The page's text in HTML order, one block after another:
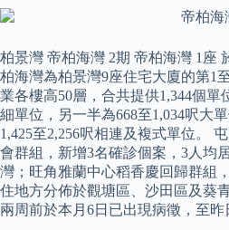
柏景灣 帝柏海灣 2期 帝柏海灣 1座
柏海灣為柏景灣9座住宅大廈的第1
業各樓高50層，合共提供1,344個單
細單位，另一半為668至1,034呎大
1,425至2,256呎相連及複式單位。
會群組，新增3名確診個案，3人均
灣；旺角雅蘭中心稻香慶回歸群組
住地方分佈於觀塘區、沙田區及葵
兩周前於本月6日已出現病徵，至昨